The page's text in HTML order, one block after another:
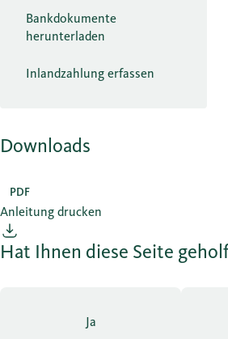
Bankdokumente
herunterladen
Inlandzahlung erfassen
Downloads
PDF
Anleitung drucken
Hat Ihnen diese Seite
Ja